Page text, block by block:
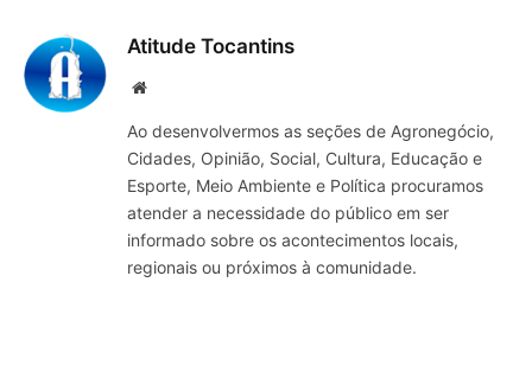
Atitude Tocantins
Site
Ao desenvolvermos as seções de Agronegócio,
Cidades, Opinião, Social, Cultura, Educação e
Esporte, Meio Ambiente e Política procuramos
atender a necessidade do público em ser
informado sobre os acontecimentos locais,
regionais ou próximos à comunidade.